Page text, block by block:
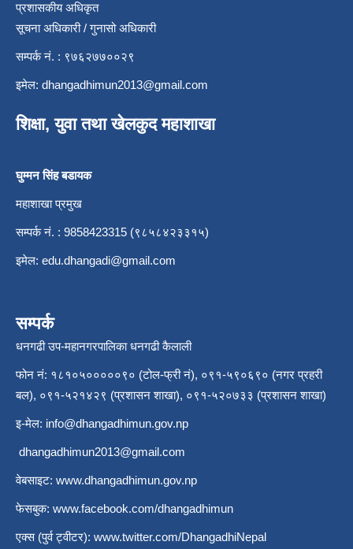
प्रशासकीय अधिकृत
सूचना अधिकारी / गुनासो अधिकारी
सम्पर्क नं. : ९७६२७७००२९
इमेल: dhangadhimun2013@gmail.com
शिक्षा, युवा तथा खेलकुद महाशाखा
घुम्मन सिंह बडायक
महाशाखा प्रमुख
सम्पर्क नं. : 9858423315 (९८५८४२३३१५)
इमेल: edu.dhangadi@gmail.com
सम्पर्क
धनगढी उप-महानगरपालिका धनगढी कैलाली
फोन नं: १८१०५०००००९० (टोल-फ्री नं), ०९१-५९०६९० (नगर प्रहरी
बल), ०९१-५२१४२९ (प्रशासन शाखा), ०९१-५२०७३३ (प्रशासन शाखा)
इ-मेल: info@dhangadhimun.gov.np
dhangadhimun2013@gmail.com
वेबसाइट: www.dhangadhimun.gov.np
फेसबुक: www.facebook.com/dhangadhimun
एक्स (पुर्व ट्वीटर): www.twitter.com/DhangadhiNepal